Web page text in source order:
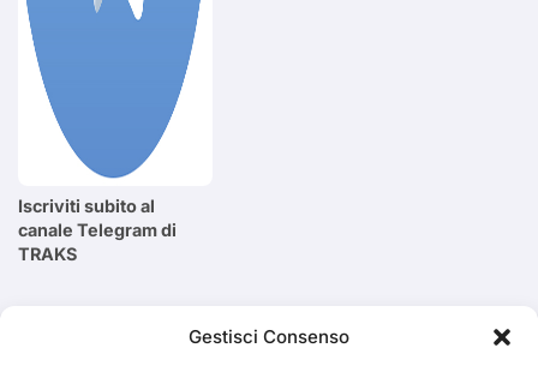
Gestisci Consenso
Iscriviti subito al
canale Telegram di
TRAKS